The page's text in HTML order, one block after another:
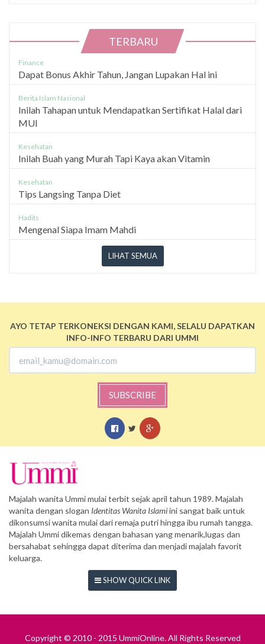
TERBARU
Finance
Dapat Bonus Akhir Tahun, Jangan Lupakan Hal ini
Berita Islam Nasional
Inilah Tahapan untuk Mendapatkan Sertifikat Halal dari
MUI
Kesehatan
Inilah Buah yang Murah Tapi Kaya akan Vitamin
Kesehatan
Tips Langsing Tanpa Diet
Hadits
Mengenal Siapa Imam Mahdi
LIHAT SEMUA
AYO TETAP TERKONEKSI DENGAN KAMI, SELALU DAPATKAN
INFO-INFO TERBARU DARI UMMI
SUBSCRIBE
Majalah wanita Ummi mulai terbit sejak april tahun 1989. Majalah
wanita dengan slogan Identitas Wanita Islamiini sangat baik untuk
dikonsumsi wanita mulai dari remaja putri hingga ibu rumah tangga.
Majalah Ummi dikemas dengan bahasan yang menarik,lugas dan
bersahabat sehingga dapat diterima dan menjadi majalah favorit
keluarga.
SHOW QUICK LINK
Copyright © 2010 - 2015 UmmiOnline. All Rights Reserved